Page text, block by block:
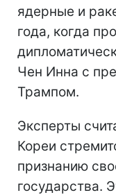
ядерные и
года, когда
Чен Инна с
Трампом.
Эксперты
Кореи
признанию
государства.